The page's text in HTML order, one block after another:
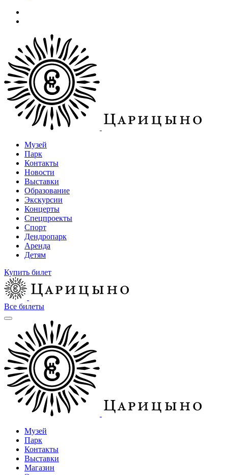
Музей
Парк
Контакты
Новости
Выставки
Образование
Экскурсии
Концерты
Спецпроекты
Спорт
Дендропарк
Аренда
Детям
Купить билет
Все билеты
Музей
Парк
Контакты
Выставки
Магазин